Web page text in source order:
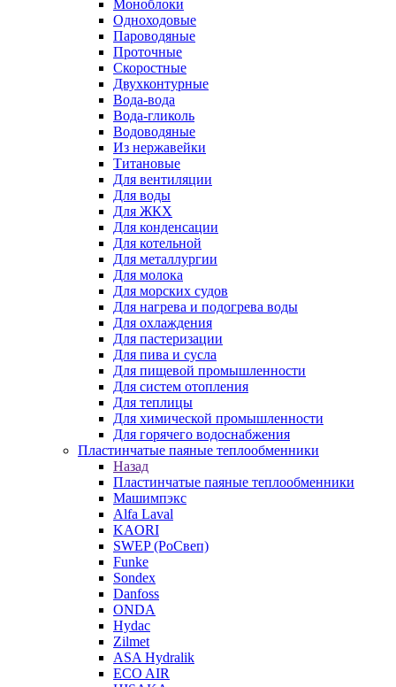
Моноблоки
Одноходовые
Пароводяные
Проточные
Скоростные
Двухконтурные
Вода-вода
Вода-гликоль
Водоводяные
Из нержавейки
Титановые
Для вентиляции
Для воды
Для ЖКХ
Для конденсации
Для котельной
Для металлургии
Для молока
Для морских судов
Для нагрева и подогрева воды
Для охлаждения
Для пастеризации
Для пива и сусла
Для пищевой промышленности
Для систем отопления
Для теплицы
Для химической промышленности
Для горячего водоснабжения
Пластинчатые паяные теплообменники
Назад
Пластинчатые паяные теплообменники
Машимпэкс
Alfa Laval
KAORI
SWEP (РоСвеп)
Funke
Sondex
Danfoss
ONDA
Hydac
Zilmet
ASA Hydralik
ECO AIR